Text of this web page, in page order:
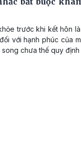
trước khi kết hôn
với hạnh phúc của
chưa thế quy định